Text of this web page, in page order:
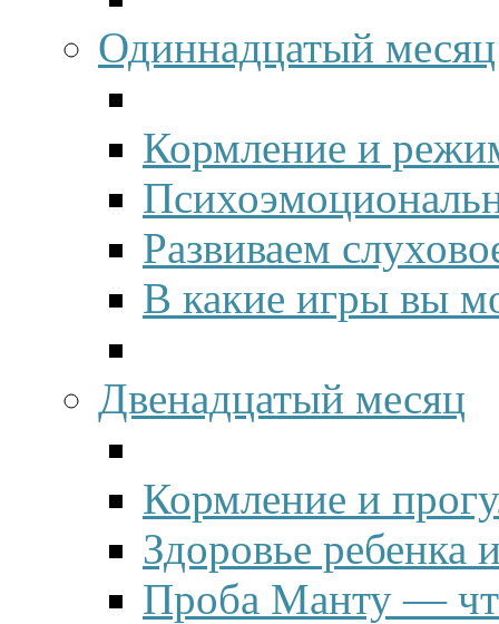
Одиннадцатый месяц
Кормление и
Развиваем
В какие игры вы
Двенадцатый месяц
Кормление и
Здоровье ребенка
Проба Манту —